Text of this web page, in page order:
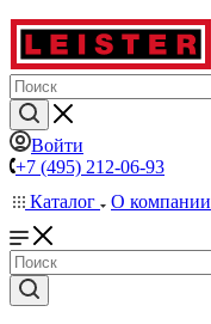
Войти
+7 (495) 212-06-93
Каталог
О компании